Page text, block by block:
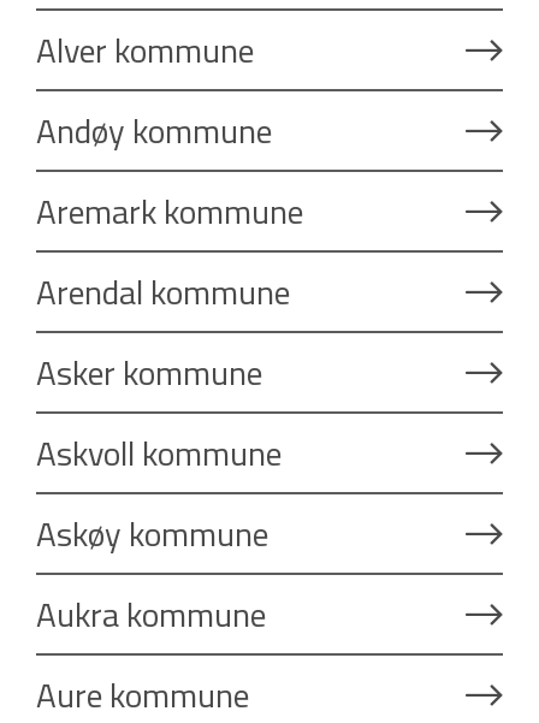
Alver kommune
Andøy kommune
Aremark kommune
Arendal kommune
Asker kommune
Askvoll kommune
Askøy kommune
Aukra kommune
Aure kommune